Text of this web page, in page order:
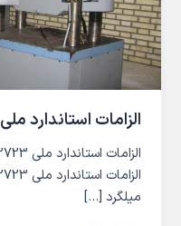
الزامات استاندارد ملی 12723
میلگرد […]